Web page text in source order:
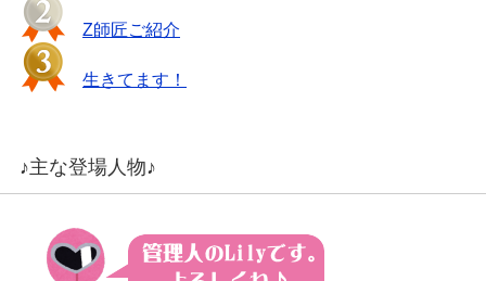
Z師匠ご紹介
生きてます！
♪主な登場人物♪